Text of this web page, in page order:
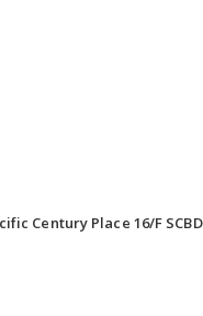
Century Place 16/F